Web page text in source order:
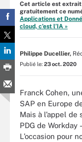
Cet article est extrait
gratuitement ce
Applications et
cloud, c’est l’IA »
Philippe Ducellier,
Publié le: 23 oct. 2020
Franck Cohen,
SAP en Europe
Mais à l’appel de
PDG de Workday
L’occasion pour